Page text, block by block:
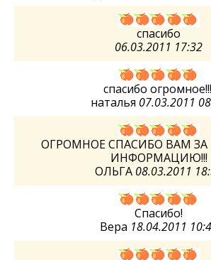
спасибо
06.03.2011 17:32
спасибо
наталья 07.03.2011
ОГРОМНОЕ СПАСИБО ВАМ
ИНФОРМАЦИЮ!!!
ОЛЬГА 08.03.2011
Спасибо!
Вера 18.04.2011